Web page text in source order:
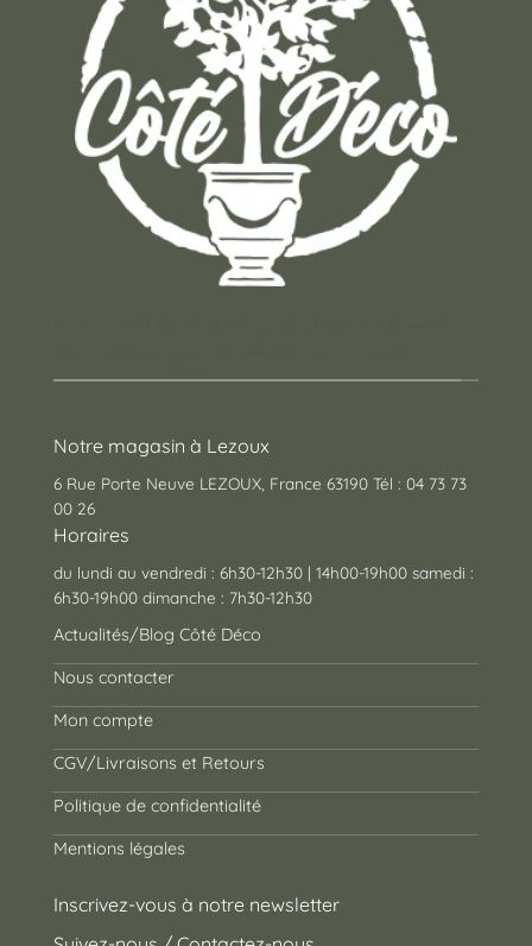
Notre magasin à Lezoux
6 Rue Porte Neuve LEZOUX, France 63190 Tél : 04 73 73
00 26
Horaires
du lundi au vendredi : 6h30-12h30 | 14h00-19h00 samedi :
6h30-19h00 dimanche : 7h30-12h30
Actualités/Blog Côté Déco
Nous contacter
Mon compte
CGV/Livraisons et Retours
Politique de confidentialité
Mentions légales
Inscrivez-vous à notre newsletter